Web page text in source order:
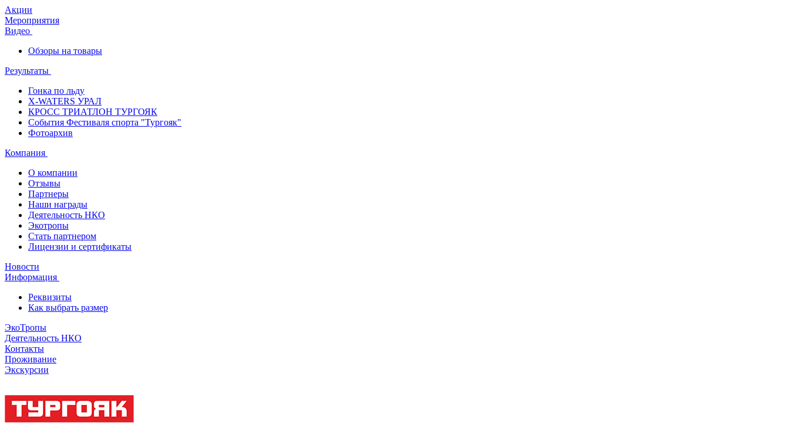
Акции
Мероприятия
Видео
Обзоры на товары
Результаты
Гонка по льду
X-WATERS УРАЛ
КРОСС ТРИАТЛОН ТУРГОЯК
События Фестиваля спорта "Тургояк"
Фотоархив
Компания
О компании
Отзывы
Партнеры
Наши награды
Деятельность НКО
Экотропы
Стать партнером
Лицензии и сертификаты
Новости
Информация
Реквизиты
Как выбрать размер
ЭкоТропы
Деятельность НКО
Контакты
Проживание
Экскурсии